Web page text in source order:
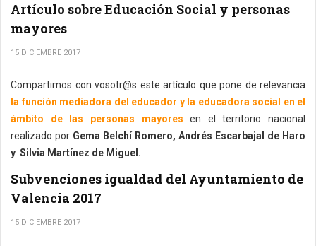
Artículo sobre Educación Social y personas
mayores
15 DICIEMBRE 2017
Compartimos con vosotr@s este artículo que pone de relevancia
la función mediadora del educador y la educadora social en el
ámbito de las personas mayores en el territorio nacional
realizado por Gema Belchí Romero, Andrés Escarbajal de Haro
y Silvia Martínez de Miguel.
Subvenciones igualdad del Ayuntamiento de
Valencia 2017
15 DICIEMBRE 2017